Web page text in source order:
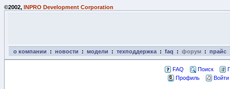
©2002, INPRO Development Corporation
о компании : новости : модели : техподдержка : faq : форум : прайс
FAQ Поиск
Профиль